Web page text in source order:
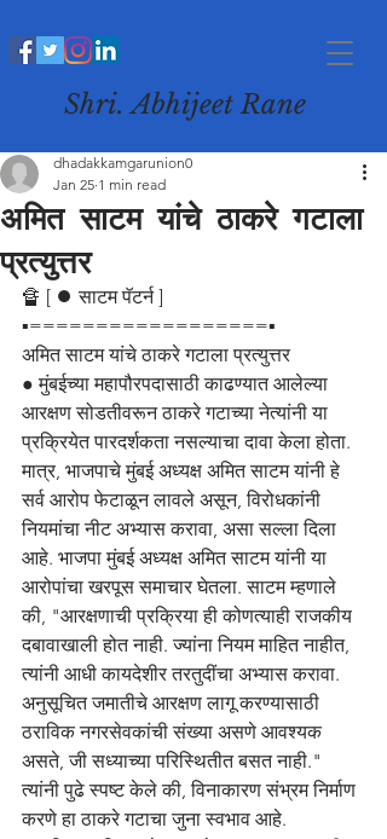
Shri. Abhijeet Rane
अमित साटम यांचे ठाकरे गटाला
प्रत्युत्तर
dhadakkamgarunion0
Jan 25 1 min read
🔏 [ ⏺️ साटम पॅटर्न ]
▪️==================▪️
अमित साटम यांचे ठाकरे गटाला प्रत्युत्तर
● मुंबईच्या महापौरपदासाठी काढण्यात आलेल्या
आरक्षण सोडतीवरून ठाकरे गटाच्या नेत्यांनी या
प्रक्रियेत पारदर्शकता नसल्याचा दावा केला होता.
मात्र, भाजपाचे मुंबई अध्यक्ष अमित साटम यांनी हे
सर्व आरोप फेटाळून लावले असून, विरोधकांनी
नियमांचा नीट अभ्यास करावा, असा सल्ला दिला
आहे. भाजपा मुंबई अध्यक्ष अमित साटम यांनी या
आरोपांचा खरपूस समाचार घेतला. साटम म्हणाले
की, "आरक्षणाची प्रक्रिया ही कोणत्याही राजकीय
दबावाखाली होत नाही. ज्यांना नियम माहित नाहीत,
त्यांनी आधी कायदेशीर तरतुदींचा अभ्यास करावा.
अनुसूचित जमातीचे आरक्षण लागू करण्यासाठी
ठराविक नगरसेवकांची संख्या असणे आवश्यक
असते, जी सध्याच्या परिस्थितीत बसत नाही."
त्यांनी पुढे स्पष्ट केले की, विनाकारण संभ्रम निर्माण
करणे हा ठाकरे गटाचा जुना स्वभाव आहे.